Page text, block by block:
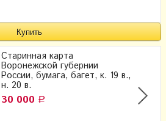
Старинная карта
Воронежской губернии
России, бумага, багет, к. 19 в.,
н. 20 в.
30 000 Р